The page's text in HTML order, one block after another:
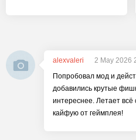
alexvaleri
2 May 2026
Попробовал мод и
добавились крутые
интереснее. Летает всё
кайфую от геймплея!